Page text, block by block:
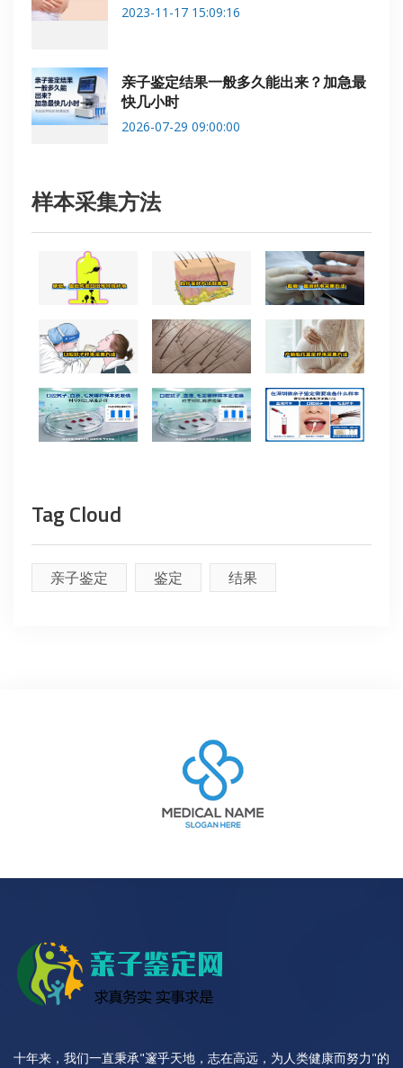
2023-11-17 15:09:16
亲子鉴定结果一般多久能出来？加急最
快几小时
2026-07-29 09:00:00
样本采集方法
Tag Cloud
亲子鉴定 鉴定 结果
十年来，我们一直秉承"邃乎天地，志在高远，为人类健康而努力"的